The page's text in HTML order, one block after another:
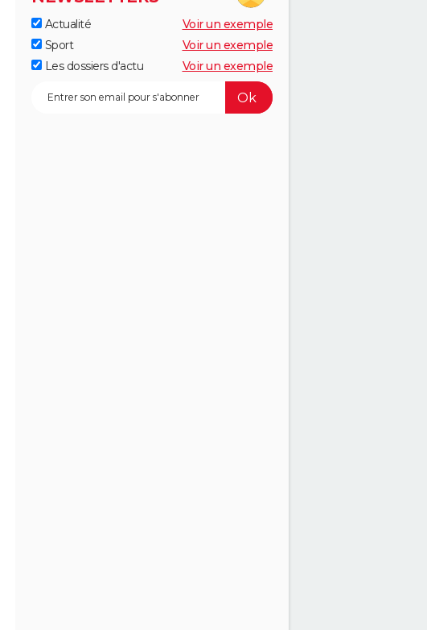
Actualité
Voir un exemple
Sport
Voir un exemple
Les dossiers d'actu
Voir un exemple